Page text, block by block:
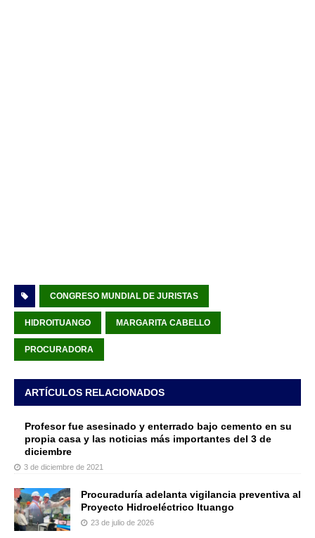
CONGRESO MUNDIAL DE JURISTAS
HIDROITUANGO MARGARITA CABELLO
PROCURADORA
ARTÍCULOS RELACIONADOS
Profesor fue asesinado y enterrado bajo cemento en su
propia casa y las noticias más importantes del 3 de
diciembre
3 de diciembre de 2021
Procuraduría adelanta vigilancia preventiva al
Proyecto Hidroeléctrico Ituango
23 de julio de 2026